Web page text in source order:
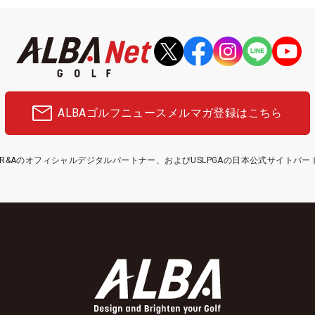
ALBAゴルフニュース メルマガ登録はこちら
のオフィシャルデジタルパートナー、およびUSLPGAの日本公式サイトパー